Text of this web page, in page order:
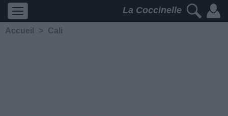
La Coccinelle
Accueil > Cali